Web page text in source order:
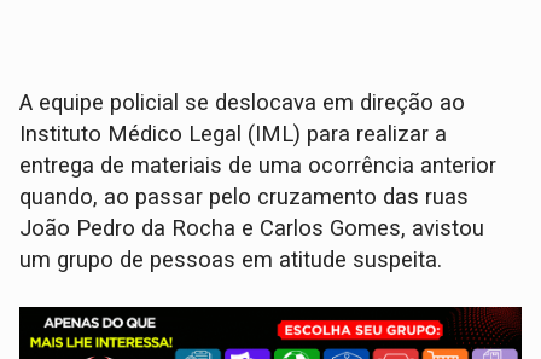
​A equipe policial se deslocava em direção ao
Instituto Médico Legal (IML) para realizar a
entrega de materiais de uma ocorrência anterior
quando, ao passar pelo cruzamento das ruas
João Pedro da Rocha e Carlos Gomes, avistou
um grupo de pessoas em atitude suspeita.